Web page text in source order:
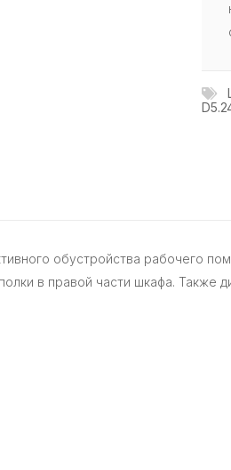
обустройства рабочего
в правой части шкафа. Также